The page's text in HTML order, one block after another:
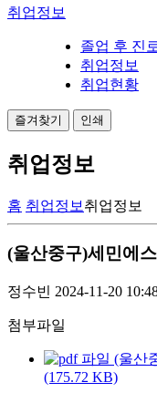
취업정보
졸업 후 진
취업정보
취업현황
즐겨찾기 인쇄
취업정보
홈 취업정보 취업정보
(울산중구)세민에
정수빈 2024-11-20
첨부파일
(울산
(175.72 KB)